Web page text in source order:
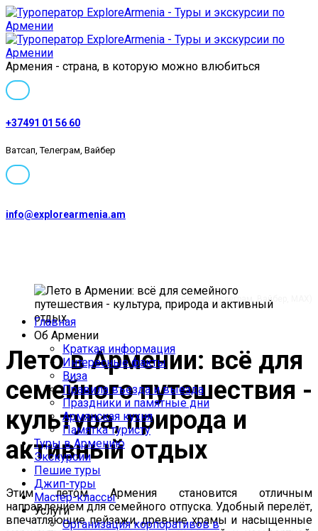
Армения - страна, в которую можно влюбиться
+37491 01 56 60
Ватсап, Телеграм, Вайбер
info@explorearmenia.am
(Ватсап, Телеграм, Вайбер, MAX)
Главная
Об Армении
Краткая информация
Интересные факты
Виза
Правила въезда и выезда
Праздники и памятные дни
Армянская кухня
Памятка туристу
Туры в Армению
Экскурсии
Пешие туры
Джип-туры
Мастер-классы
Услуги
Организация корпоративов в
Лето в Армении: всё для
семейного путешествия -
культура, природа и
активный отдых
Этим летом Армения становится отличным
направлением для семейного отпуска. Удобный перелёт,
впечатляющие пейзажи, древние храмы и насыщенные